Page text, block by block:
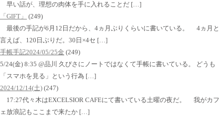
早い話が、理想の肉体を手に入れることだ […]
「GIFT」
(249)
最後の手記が6月12日だから、4ヵ月ぶりくらいに書いている。 4ヵ月と
言えば、120日ぶりだ。30日×4セ […]
手帳手記2024/05/25金 (249)
5/24(金) 8:35 @品川 久びさにノートではなくて手帳に書いている。 どうも
「スマホを見る」という行為 […]
2024/12/14(土) (247)
17:27代々木はEXCELSIOR CAFEにて書いている土曜の夜だ。 我がカフ
ェ放浪記もここまで来たか […]